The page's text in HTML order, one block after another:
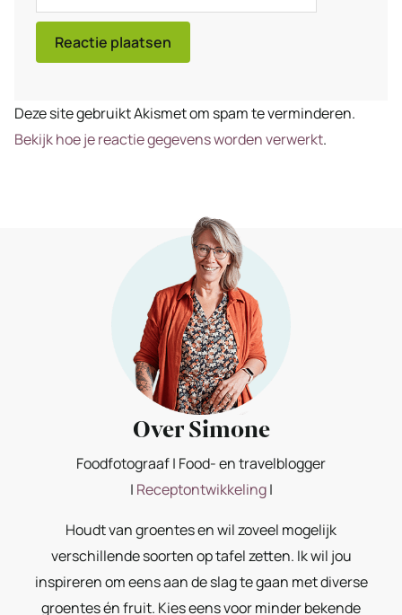
mail
Deze site gebruikt Akismet om spam te verminderen.
Bekijk hoe je reactie gegevens worden verwerkt.
Over Simone
Foodfotograaf | Food- en travelblogger
| Receptontwikkeling|
Houdt van groentes en wil zoveel mogelijk
verschillende soorten op tafel zetten. Ik wil jou
inspireren om eens aan de slag te gaan met diverse
groentes én fruit. Kies eens voor minder bekende